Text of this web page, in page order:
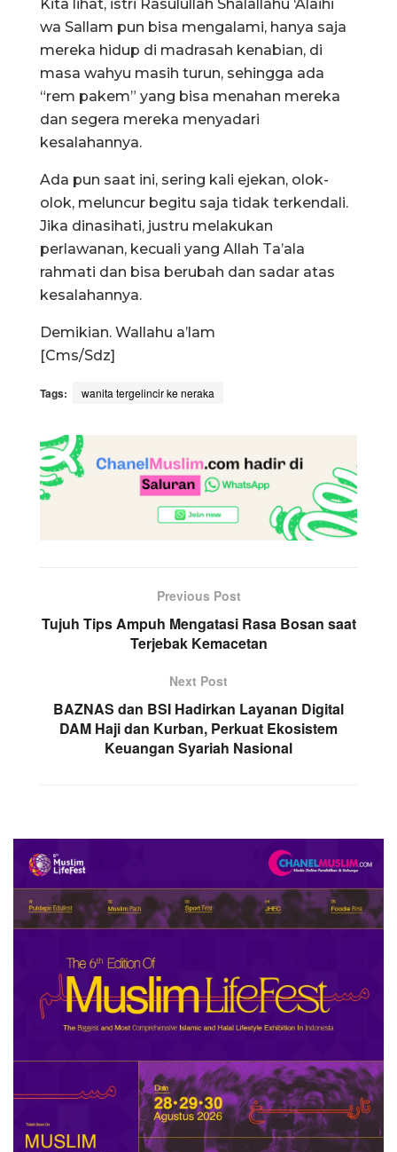
Kita lihat, istri Rasulullah Shalallahu ‘Alaihi
wa Sallam pun bisa mengalami, hanya saja
mereka hidup di madrasah kenabian, di
masa wahyu masih turun, sehingga ada
“rem pakem” yang bisa menahan mereka
dan segera mereka menyadari
kesalahannya.
Ada pun saat ini, sering kali ejekan, olok-
olok, meluncur begitu saja tidak terkendali.
Jika dinasihati, justru melakukan
perlawanan, kecuali yang Allah Ta’ala
rahmati dan bisa berubah dan sadar atas
kesalahannya.
Demikian. Wallahu a’lam
[Cms/Sdz]
Tags: wanita tergelincir ke neraka
Previous Post
Tujuh Tips Ampuh Mengatasi Rasa Bosan saat
Terjebak Kemacetan
Next Post
BAZNAS dan BSI Hadirkan Layanan Digital
DAM Haji dan Kurban, Perkuat Ekosistem
Keuangan Syariah Nasional